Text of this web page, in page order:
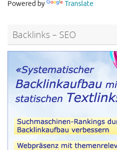
Powered by Translate
Backlinks – SEO